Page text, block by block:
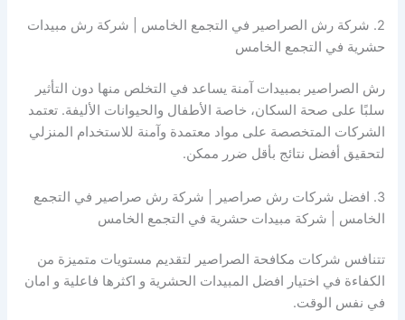
2. شركة رش الصراصير في التجمع الخامس | شركة رش مبيدات
حشرية في التجمع الخامس
رش الصراصير بمبيدات آمنة يساعد في التخلص منها دون التأثير
سلبًا على صحة السكان، خاصة الأطفال والحيوانات الأليفة. تعتمد
الشركات المتخصصة على مواد معتمدة وآمنة للاستخدام المنزلي
لتحقيق أفضل نتائج بأقل ضرر ممكن.
3. افضل شركات رش صراصير | شركة رش صراصير في التجمع
الخامس | شركة مبيدات حشرية في التجمع الخامس
تتنافس شركات مكافحة الصراصير لتقديم مستويات متميزة من
الكفاءة في اختيار افضل المبيدات الحشرية و اكثرها فاعلية و امان
في نفس الوقت.